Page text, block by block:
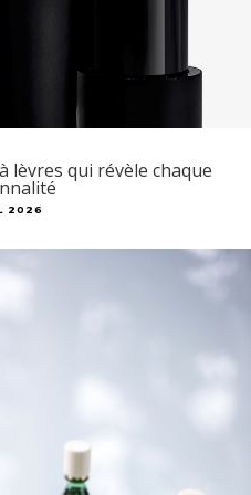
lèvres qui révèle chaque
2026